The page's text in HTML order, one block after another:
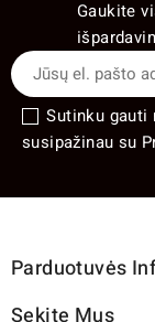
Gaukite
Sutinku gauti
susipažinau su
Parduotuvės
Sekite Mus